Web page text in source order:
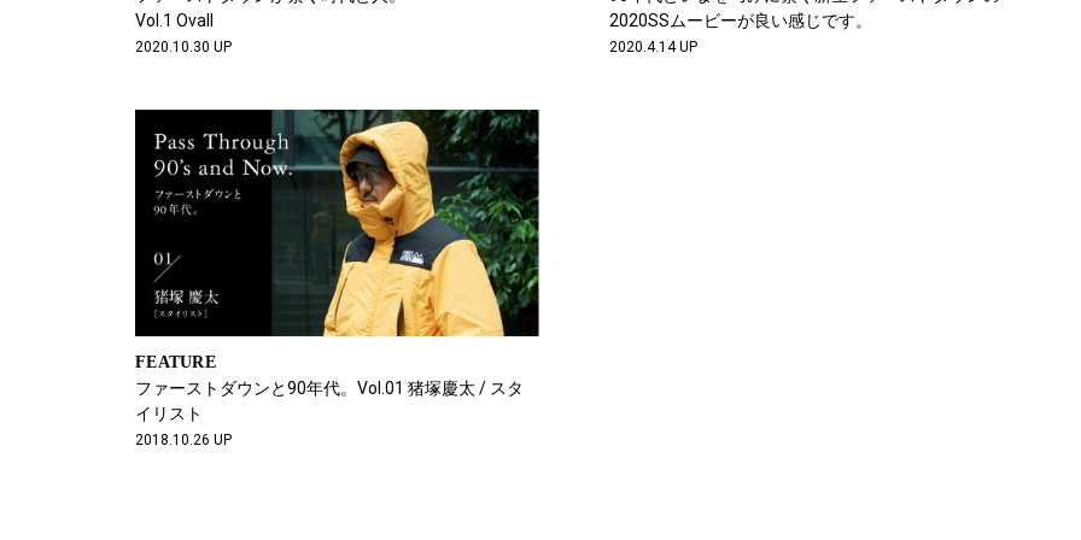
Vol.1 Ovall
2020.10.30 UP
2020SSムービーが良い感じです。
2020.4.14 UP
FEATURE
ファーストダウンと90年代。Vol.01 猪塚慶太 / スタ
イリスト
2018.10.26 UP